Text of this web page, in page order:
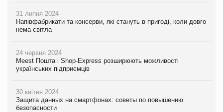
31 липня 2024
Напівфабрикати та консерви, які стануть в пригоді, коли довго
нема світла
24 червня 2024
Meest Пошта і Shop-Express розширюють можливості
українських підприємців
30 квітня 2024
Защита данных на смартфонах: советы по повышению
безопасности